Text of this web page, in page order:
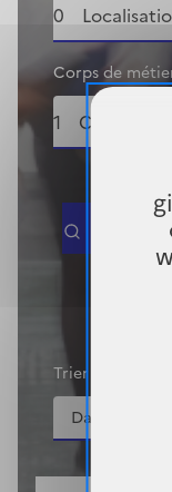
0
Corps de
Corps de
1
Trier par